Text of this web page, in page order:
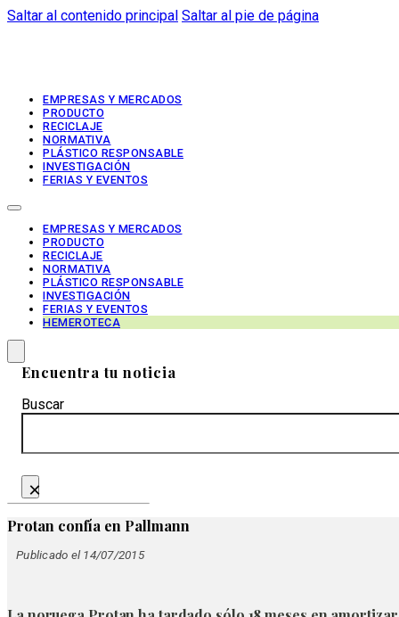
Saltar al contenido principal Saltar al pie de página
EMPRESAS Y MERCADOS
PRODUCTO
RECICLAJE
NORMATIVA
PLÁSTICO RESPONSABLE
INVESTIGACIÓN
FERIAS Y EVENTOS
EMPRESAS Y MERCADOS
PRODUCTO
RECICLAJE
NORMATIVA
PLÁSTICO RESPONSABLE
INVESTIGACIÓN
FERIAS Y EVENTOS
HEMEROTECA
Encuentra tu noticia
Buscar
×
Protan confía en Pallmann
Publicado el 14/07/2015